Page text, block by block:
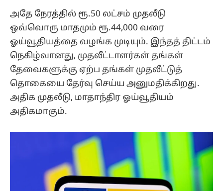
அதே நேரத்தில் ரூ.50 லட்சம் முதலீடு
ஒவ்வொரு மாதமும் ரூ.44,000 வரை
ஓய்வூதியத்தை வழங்க முடியும். இந்தத் திட்டம்
நெகிழ்வானது, முதலீட்டாளர்கள் தங்கள்
தேவைகளுக்கு ஏற்ப தங்கள் முதலீட்டுத்
தொகையை தேர்வு செய்ய அனுமதிக்கிறது.
அதிக முதலீடு, மாதாந்திர ஓய்வூதியம்
அதிகமாகும்.